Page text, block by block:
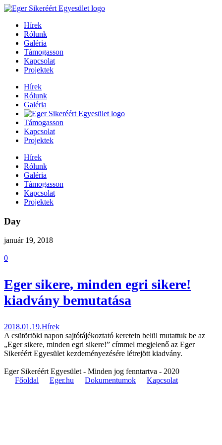
Hírek
Rólunk
Galéria
Támogasson
Kapcsolat
Projektek
Hírek
Rólunk
Galéria
Támogasson
Kapcsolat
Projektek
Hírek
Rólunk
Galéria
Támogasson
Kapcsolat
Projektek
Day
január 19, 2018
0
Eger sikere, minden egri sikere!
kiadvány bemutatása
2018.01.19.Hírek
A csütörtöki napon sajtótájékoztató keretein belül mutattuk be az
„Eger sikere, minden egri sikere!” címmel megjelenő az Eger
Sikeréért Egyesület kezdeményezésére létrejött kiadvány.
Eger Sikeréért Egyesület - Minden jog fenntartva - 2020
Főoldal
Eger.hu Dokumentumok Kapcsolat